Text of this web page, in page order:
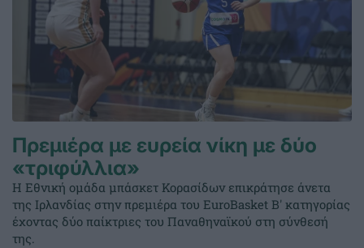
Πρεμιέρα με ευρεία νίκη με δύο
«τριφύλλια»
Η Εθνική ομάδα μπάσκετ Κορασίδων επικράτησε άνετα
της Ιρλανδίας στην πρεμιέρα του EuroBasket Β' κατηγορίας
έχοντας δύο παίκτριες του Παναθηναϊκού στη σύνθεσή
της.